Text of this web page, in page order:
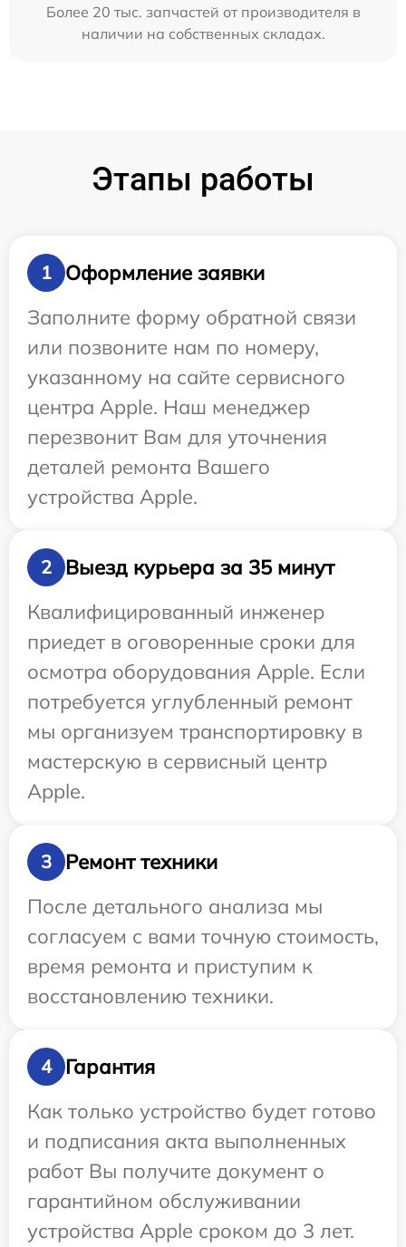
Более 20 тыс. запчастей от производителя в
наличии на собственных складах.
Этапы работы
1
Оформление заявки
Заполните форму обратной связи
или позвоните нам по номеру,
указанному на сайте сервисного
центра Apple. Наш менеджер
перезвонит Вам для уточнения
деталей ремонта Вашего
устройства Apple.
2
Выезд курьера за 35 минут
Квалифицированный инженер
приедет в оговоренные сроки для
осмотра оборудования Apple. Если
потребуется углубленный ремонт
мы организуем транспортировку в
мастерскую в сервисный центр
Apple.
3
Ремонт техники
После детального анализа мы
согласуем с вами точную стоимость,
время ремонта и приступим к
восстановлению техники.
4
Гарантия
Как только устройство будет готово
и подписания акта выполненных
работ Вы получите документ о
гарантийном обслуживании
устройства Apple сроком до 3 лет.